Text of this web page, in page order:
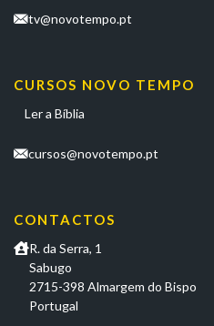
tv@novotempo.pt
CURSOS NOVO TEMPO
Ler a Bíblia
cursos@novotempo.pt
CONTACTOS
R. da Serra, 1
Sabugo
2715-398 Almargem do Bispo
Portugal